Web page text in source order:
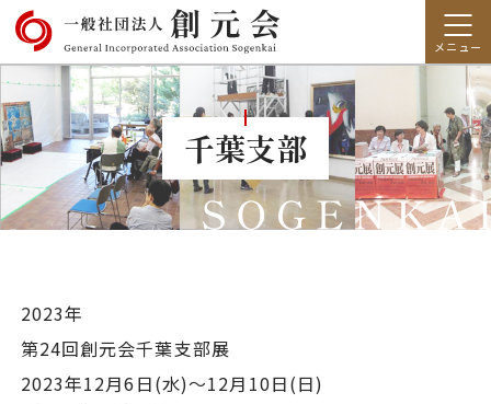
千葉支部
2023年
第24回創元会千葉支部展
2023年12月6日(水)～12月10日(日)